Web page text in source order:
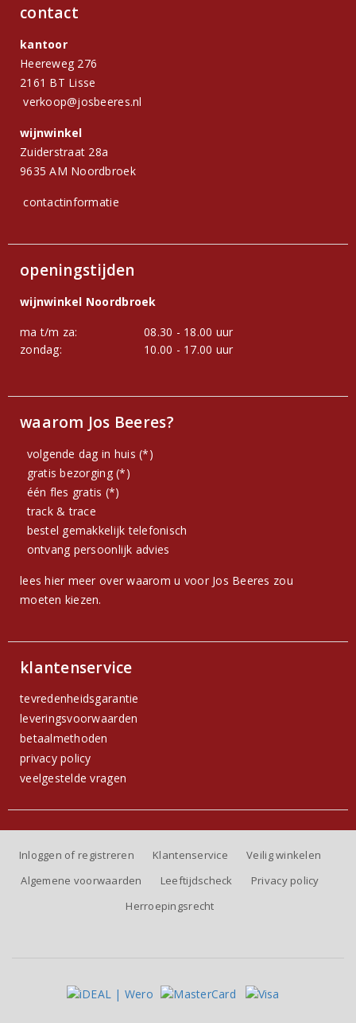
contact
kantoor
Heereweg 276
2161 BT Lisse
verkoop@josbeeres.nl
wijnwinkel
Zuiderstraat 28a
9635 AM Noordbroek
contactinformatie
openingstijden
wijnwinkel Noordbroek
ma t/m za:
08.30 - 18.00 uur
zondag:
10.00 - 17.00 uur
waarom Jos Beeres?
volgende dag in huis (*)
gratis bezorging (*)
één fles gratis (*)
track & trace
bestel gemakkelijk telefonisch
ontvang persoonlijk advies
lees hier meer over waarom u voor Jos Beeres zou
moeten kiezen.
klantenservice
tevredenheidsgarantie
leveringsvoorwaarden
betaalmethoden
privacy policy
veelgestelde vragen
Inloggen of registreren Klantenservice
Veilig winkelen
Algemene voorwaarden
Leeftijdscheck
Privacy policy
Herroepingsrecht